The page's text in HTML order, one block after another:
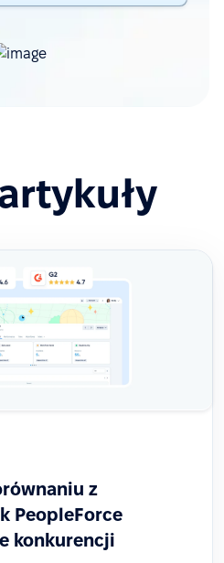
z
PeopleForce
konkurencji